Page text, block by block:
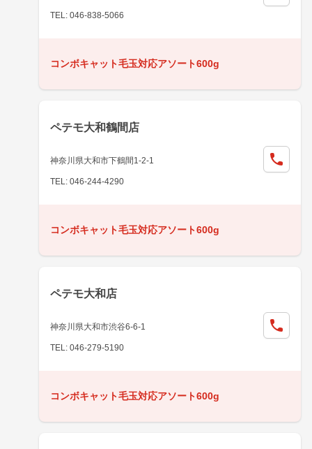
TEL: 046-838-5066
コンボキャット毛玉対応アソート600g
ペテモ大和鶴間店
神奈川県大和市下鶴間1-2-1
TEL: 046-244-4290
コンボキャット毛玉対応アソート600g
ペテモ大和店
神奈川県大和市渋谷6-6-1
TEL: 046-279-5190
コンボキャット毛玉対応アソート600g